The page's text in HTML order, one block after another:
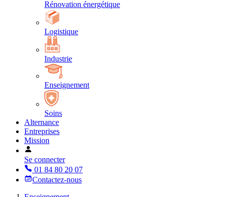
Rénovation énergétique
Logistique
Industrie
Enseignement
Soins
Alternance
Entreprises
Mission
Se connecter
01 84 80 20 07
Contactez-nous